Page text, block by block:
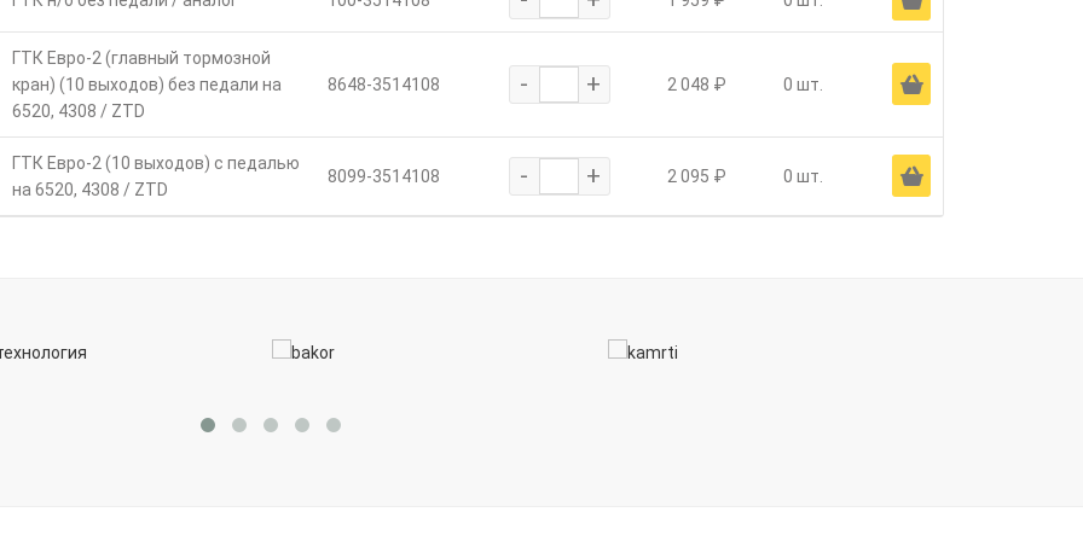
ГТК Евро-2 (главный тормозной
кран) (10 выходов) без педали на
6520, 4308 / ZTD
8648-3514108 - + 2 048 ₽ 0 шт. Ä
ГТК Евро-2 (10 выходов) с педалью
на 6520, 4308 / ZTD
8099-3514108 - + 2 095 ₽ 0 шт. Ä